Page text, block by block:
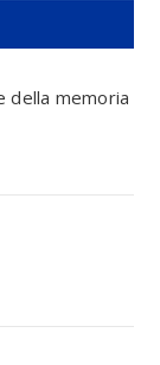
della memoria